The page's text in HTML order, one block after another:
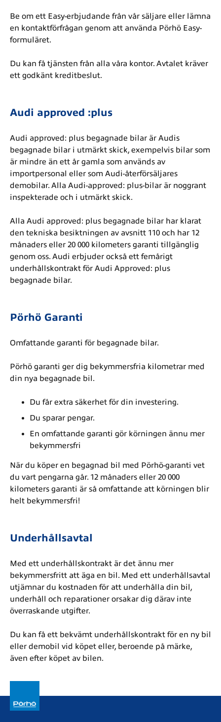
Be om ett Easy-erbjudande från vår säljare eller lämna
en kontaktförfrågan genom att använda Pörhö Easy-
formuläret.
Du kan få tjänsten från alla våra kontor. Avtalet kräver
ett godkänt kreditbeslut.
Audi approved :plus
Audi approved: plus begagnade bilar är Audis
begagnade bilar i utmärkt skick, exempelvis bilar som
är mindre än ett år gamla som används av
importpersonal eller som Audi-återförsäljares
demobilar. Alla Audi-approved: plus-bilar är noggrant
inspekterade och i utmärkt skick.
Alla Audi approved: plus begagnade bilar har klarat
den tekniska besiktningen av avsnitt 110 och har 12
månaders eller 20 000 kilometers garanti tillgänglig
genom oss. Audi erbjuder också ett femårigt
underhållskontrakt för Audi Approved: plus
begagnade bilar.
Pörhö Garanti
Omfattande garanti för begagnade bilar.
Pörhö garanti ger dig bekymmersfria kilometrar med
din nya begagnade bil.
Du får extra säkerhet för din investering.
Du sparar pengar.
En omfattande garanti gör körningen ännu mer
bekymmersfri
När du köper en begagnad bil med Pörhö-garanti vet
du vart pengarna går. 12 månaders eller 20 000
kilometers garanti är så omfattande att körningen blir
helt bekymmersfri!
Underhållsavtal
Med ett underhållskontrakt är det ännu mer
bekymmersfritt att äga en bil. Med ett underhållsavtal
utjämnar du kostnaden för att underhålla din bil,
underhåll och reparationer orsakar dig därav inte
överraskande utgifter.
Du kan få ett bekvämt underhållskontrakt för en ny bil
eller demobil vid köpet eller, beroende på märke,
även efter köpet av bilen.